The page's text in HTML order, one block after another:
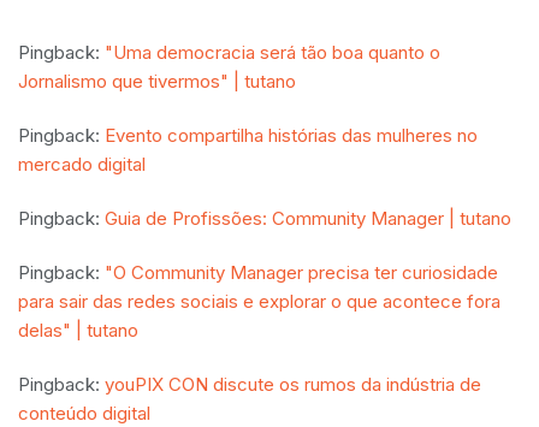
Pingback: "Uma democracia será tão boa quanto o
Jornalismo que tivermos" | tutano
Pingback: Evento compartilha histórias das mulheres no
mercado digital
Pingback: Guia de Profissões: Community Manager | tutano
Pingback: "O Community Manager precisa ter curiosidade
para sair das redes sociais e explorar o que acontece fora
delas" | tutano
Pingback: youPIX CON discute os rumos da indústria de
conteúdo digital